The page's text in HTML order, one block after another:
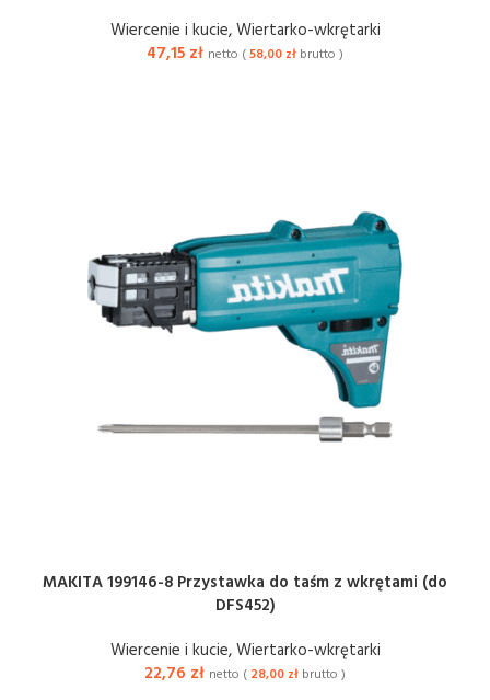
Wiercenie i kucie,Wiertarko-wkrętarki
47,15 zł netto (58,00 zł brutto )
MAKITA 199146-8 Przystawka do taśm z wkrętami (do
DFS452)
Wiercenie i kucie,Wiertarko-wkrętarki
22,76 zł netto ( 28,00 zł brutto )